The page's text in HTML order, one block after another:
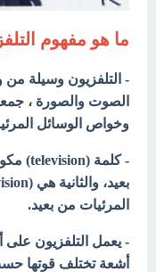
ما هو مفهوم
- التلفزيون وسيلة من
الصوت والصورة ،
وخواص الوسائل
- كلمة (television) مكونة من كلمتين (tel)
المرئيات من بعيد.
- يعمل التلفزيون
أشعة تختلف قوتها